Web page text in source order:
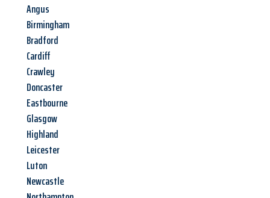
Angus
Birmingham
Bradford
Cardiff
Crawley
Doncaster
Eastbourne
Glasgow
Highland
Leicester
Luton
Newcastle